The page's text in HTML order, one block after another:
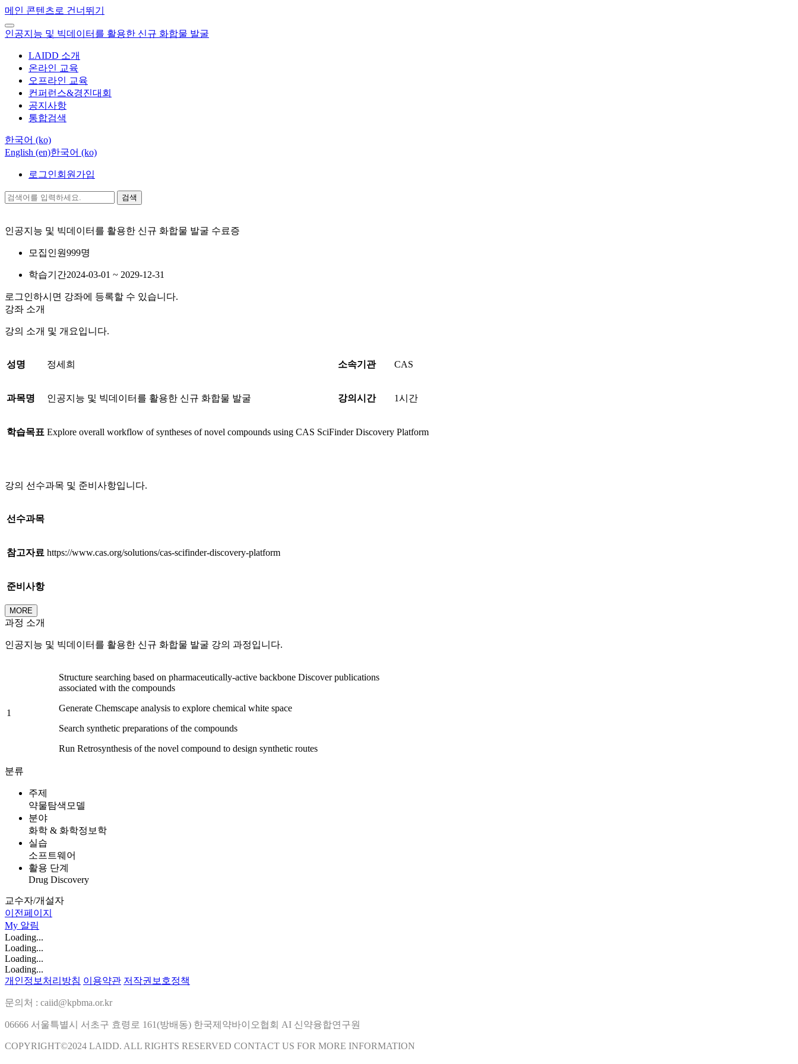
메인 콘텐츠로 건너뛰기
인공지능 및 빅데이터를 활용한 신규 화합물 발굴
LAIDD 소개
온라인 교육
오프라인 교육
컨퍼런스&경진대회
공지사항
통합검색
한국어 ‎(ko)‎
English ‎(en)‎한국어 ‎(ko)‎
로그인회원가입
검색
인공지능 및 빅데이터를 활용한 신규 화합물 발굴 수료증
모집인원999명
학습기간2024-03-01 ~ 2029-12-31
로그인하시면 강좌에 등록할 수 있습니다.
강좌 소개
강의 소개 및 개요입니다.
성명 정세희 소속기관 CAS
과목명 인공지능 및 빅데이터를 활용한 신규 화합물 발굴 강의시간 1시간
학습목표 Explore overall workflow of syntheses of novel compounds using CAS SciFinder Discovery Platform
강의 선수과목 및 준비사항입니다.
선수과목
참고자료 https://www.cas.org/solutions/cas-scifinder-discovery-platform
준비사항
MORE
과정 소개
인공지능 및 빅데이터를 활용한 신규 화합물 발굴 강의 과정입니다.
1
Structure searching based on pharmaceutically-active backbone Discover publications
associated with the compounds
Generate Chemscape analysis to explore chemical white space
Search synthetic preparations of the compounds
Run Retrosynthesis of the novel compound to design synthetic routes
분류
주제
약물탐색모델
분야
화학 & 화학정보학
실습
소프트웨어
활용 단계
Drug Discovery
교수자/개설자
이전페이지
My 알림
Loading...
Loading...
Loading...
Loading...
개인정보처리방침 이용약관 저작권보호정책
문의처 : caiid@kpbma.or.kr
06666 서울특별시 서초구 효령로 161(방배동) 한국제약바이오협회 AI 신약융합연구원
COPYRIGHT©2024 LAIDD. ALL RIGHTS RESERVED CONTACT US FOR MORE INFORMATION